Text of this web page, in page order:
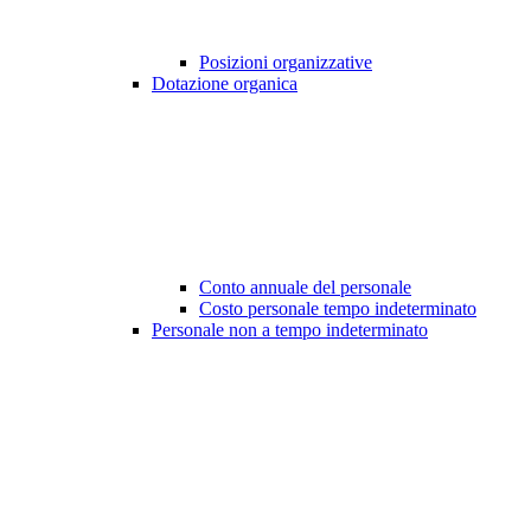
Posizioni organizzative
Dotazione organica
Conto annuale del personale
Costo personale tempo indeterminato
Personale non a tempo indeterminato